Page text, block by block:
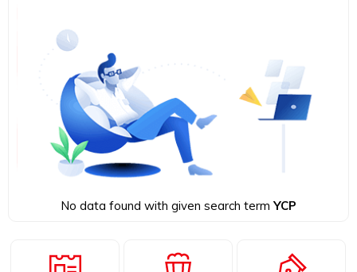
No data found with given search term YCP